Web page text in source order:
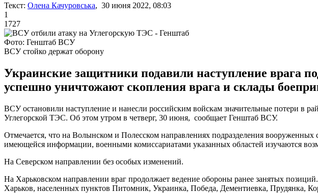
Текст: Олена Качуровська, 30 июня 2022, 08:03
1
1727
Фото: Генштаб ВСУ
ВСУ стойко держат оборону
Украинские защитники подавили наступление врага
успешно уничтожают скопления врага и склады
ВСУ остановили наступление и нанесли российским войскам значительные потери в
Углегорской ТЭС. Об этом утром в четверг, 30 июня, сообщает Генштаб ВСУ.
Отмечается, что на Волынском и Полесском направлениях подразделения
имеющейся информации, военными комиссариатами указанных областей изучаются
На Северском направлении без особых изменений.
На Харьковском направлении враг продолжает ведение обороны ранее занятых
Харьков, населенных пунктов Питомник, Украинка, Победа, Дементиевка, Прудянка,